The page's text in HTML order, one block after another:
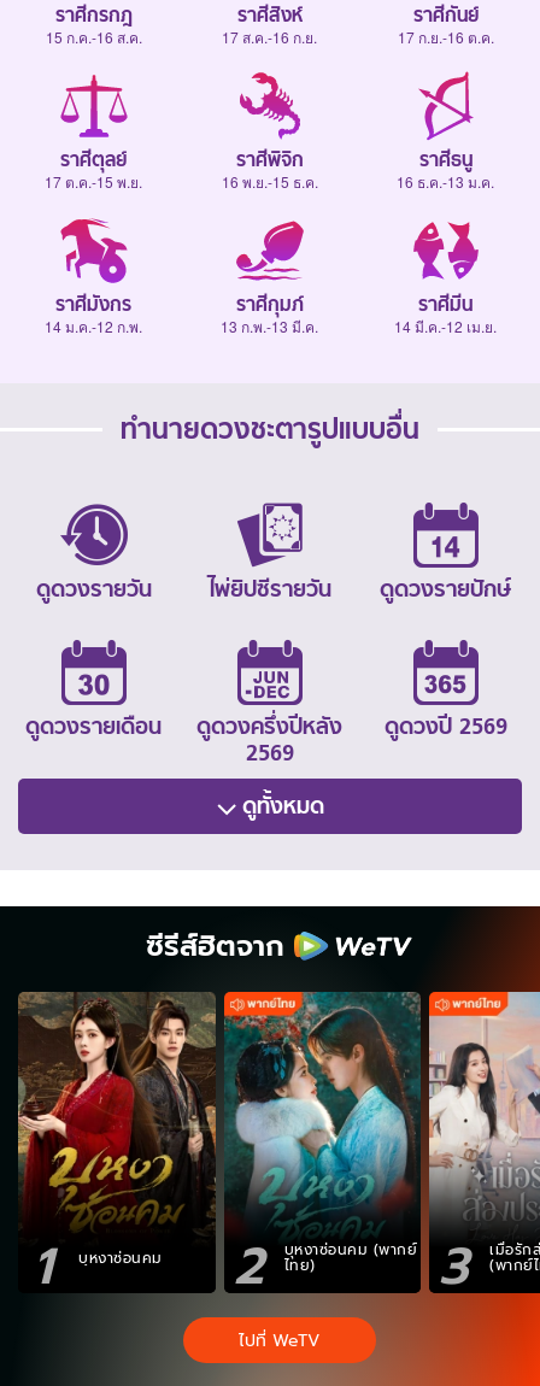
ราศีกรกฎ
15 ก.ค.-16 ส.ค.
ราศีสิงห์
17 ส.ค.-16 ก.ย.
ราศีกันย์
17 ก.ย.-16 ต.ค.
ราศีตุลย์
17 ต.ค.-15 พ.ย.
ราศีพิจิก
16 พ.ย.-15 ธ.ค.
ราศีธนู
16 ธ.ค.-13 ม.ค.
ราศีมังกร
14 ม.ค.-12 ก.พ.
ราศีกุมภ์
13 ก.พ.-13 มี.ค.
ราศีมีน
14 มี.ค.-12 เม.ย.
ทำนายดวงชะตารูปแบบอื่น
ดูดวงรายวัน ไพ่ยิปซีรายวัน ดูดวงรายปักษ์
ดูดวงรายเดือน
ดูดวงครึ่งปีหลัง
2569
ดูดวงปี 2569
ดูทั้งหมด
ซีรีส์ฮิตจาก
1 บุหงาซ่อนคม 2 บุหงาซ่อนคม (พากย์
ไทย) 3 เมื่อรัก
(พากย์
ไปที่ WeTV